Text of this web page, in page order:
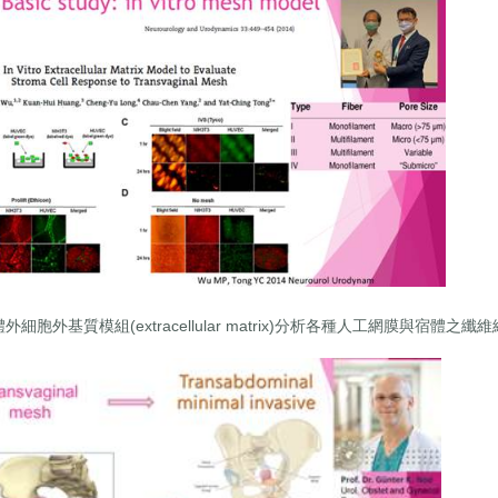
外細胞外基質模組(extracellular matrix)分析各種人工網膜與宿體之纖